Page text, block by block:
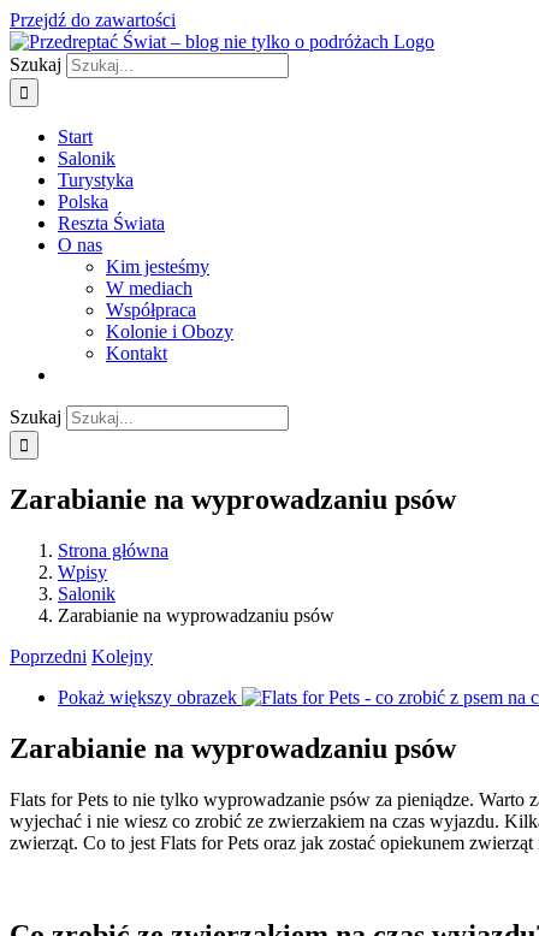
Przejdź do zawartości
Szukaj
Start
Salonik
Turystyka
Polska
Reszta Świata
O nas
Kim jesteśmy
W mediach
Współpraca
Kolonie i Obozy
Kontakt
Szukaj
Zarabianie na wyprowadzaniu psów
Strona główna
Wpisy
Salonik
Zarabianie na wyprowadzaniu psów
Poprzedni Kolejny
Pokaż większy obrazek
Zarabianie na wyprowadzaniu psów
Flats for Pets to nie tylko wyprowadzanie psów za pieniądze. Warto
wyjechać i nie wiesz co zrobić ze zwierzakiem na czas wyjazdu.
zwierząt. Co to jest Flats for Pets oraz jak zostać opiekunem zwierząt